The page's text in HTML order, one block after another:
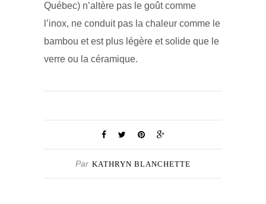
Québec) n’altère pas le goût comme
l’inox, ne conduit pas la chaleur comme le
bambou et est plus légère et solide que le
verre ou la céramique.
Par KATHRYN BLANCHETTE